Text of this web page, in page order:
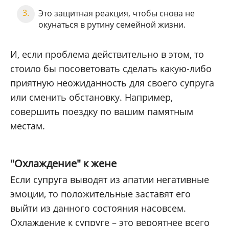
Это защитная реакция, чтобы снова не
окунаться в рутину семейной жизни.
И, если проблема действительно в этом, то
стоило бы посоветовать сделать какую-либо
приятную неожиданность для своего супруга
или сменить обстановку. Например,
совершить поездку по вашим памятным
местам.
"Охлаждение" к жене
Если супруга выводят из апатии негативные
эмоции, то положительные заставят его
выйти из данного состояния насовсем.
Охлаждение к супруге – это вероятнее всего